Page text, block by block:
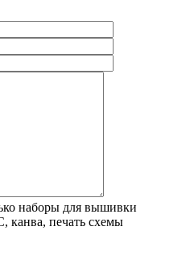
наборы для вышивки
канва, печать схемы